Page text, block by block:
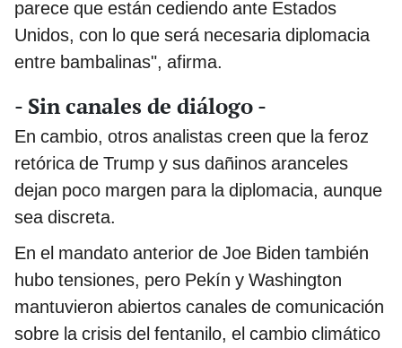
parece que están cediendo ante Estados
Unidos, con lo que será necesaria diplomacia
entre bambalinas", afirma.
- Sin canales de diálogo -
En cambio, otros analistas creen que la feroz
retórica de Trump y sus dañinos aranceles
dejan poco margen para la diplomacia, aunque
sea discreta.
En el mandato anterior de Joe Biden también
hubo tensiones, pero Pekín y Washington
mantuvieron abiertos canales de comunicación
sobre la crisis del fentanilo, el cambio climático